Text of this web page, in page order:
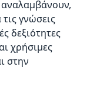
αναλαμβάνουν,
γνώσεις
δεξιότητες
χρήσιμες
στην